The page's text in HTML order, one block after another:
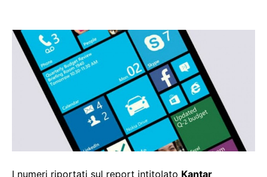
I numeri riportati sul report intitolato Kantar